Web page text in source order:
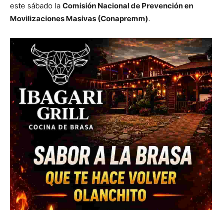
este sábado la Comisión Nacional de Prevención en
Movilizaciones Masivas (Conapremm).